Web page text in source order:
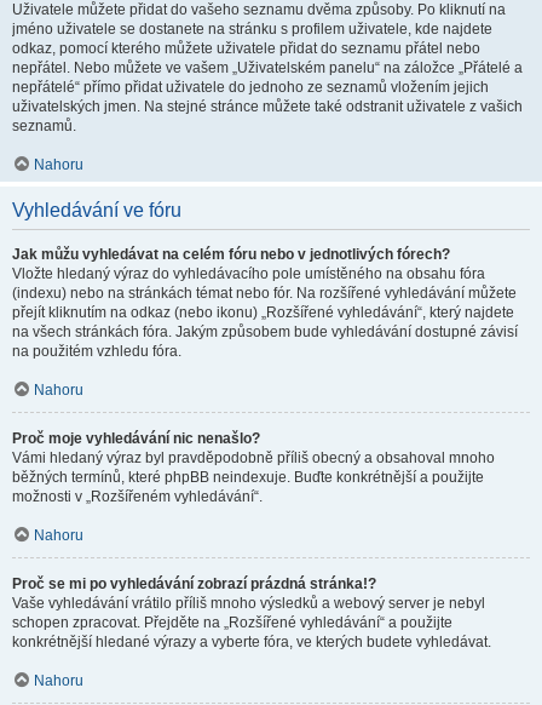
Uživatele můžete přidat do vašeho seznamu dvěma způsoby. Po kliknutí na
jméno uživatele se dostanete na stránku s profilem uživatele, kde najdete
odkaz, pomocí kterého můžete uživatele přidat do seznamu přátel nebo
nepřátel. Nebo můžete ve vašem „Uživatelském panelu“ na záložce „Přátelé a
nepřátelé“ přímo přidat uživatele do jednoho ze seznamů vložením jejich
uživatelských jmen. Na stejné stránce můžete také odstranit uživatele z vašich
seznamů.
Nahoru
Vyhledávání ve fóru
Jak můžu vyhledávat na celém fóru nebo v jednotlivých fórech?
Vložte hledaný výraz do vyhledávacího pole umístěného na obsahu fóra
(indexu) nebo na stránkách témat nebo fór. Na rozšířené vyhledávání můžete
přejít kliknutím na odkaz (nebo ikonu) „Rozšířené vyhledávání“, který najdete
na všech stránkách fóra. Jakým způsobem bude vyhledávání dostupné závisí
na použitém vzhledu fóra.
Nahoru
Proč moje vyhledávání nic nenašlo?
Vámi hledaný výraz byl pravděpodobně příliš obecný a obsahoval mnoho
běžných termínů, které phpBB neindexuje. Buďte konkrétnější a použijte
možnosti v „Rozšířeném vyhledávání“.
Nahoru
Proč se mi po vyhledávání zobrazí prázdná stránka!?
Vaše vyhledávání vrátilo příliš mnoho výsledků a webový server je nebyl
schopen zpracovat. Přejděte na „Rozšířené vyhledávání“ a použijte
konkrétnější hledané výrazy a vyberte fóra, ve kterých budete vyhledávat.
Nahoru